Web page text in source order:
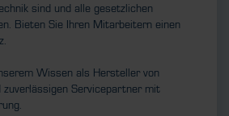
sind und alle gesetzlichen
Bieten Sie Ihren Mitarbeitern einen
Wissen als Hersteller von
zuverlässigen Servicepartner mit